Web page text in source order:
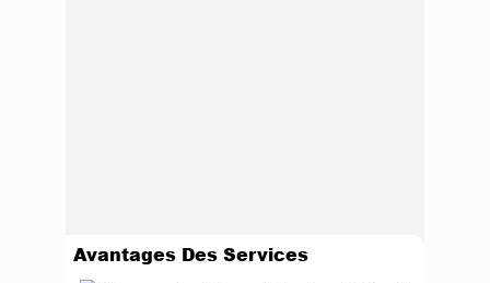
Avantages Des Services